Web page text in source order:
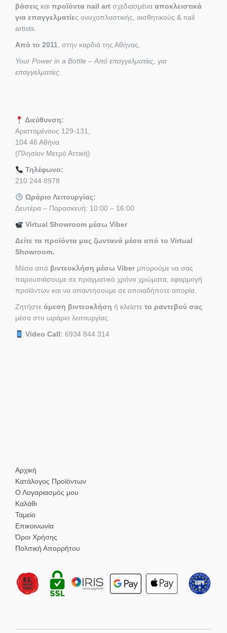
βάσεις και προϊόντα nail art σχεδιασμένα αποκλειστικά
για επαγγελματίες ονυχοπλαστικής, αισθητικούς & nail
artists.
Από το 2011, στην καρδιά της Αθήνας.
Your Power in a Bottle – Από επαγγελματίες, για
επαγγελματίες.
Διεύθυνση:
Αριστομένους 129-131,
104 46 Αθήνα
(Πλησίον Μετρό Αττική)
Τηλέφωνο:
210 244 8978
Ωράριο Λειτουργίας:
Δευτέρα – Παρασκευή: 10:00 – 16:00
Virtual Showroom μέσω Viber
Δείτε τα προϊόντα μας ζωντανά μέσα από το Virtual
Showroom.
Μέσα από βιντεοκλήση μέσω Viber μπορούμε να σας
παρουσιάσουμε σε πραγματικό χρόνο χρώματα, εφαρμογή
προϊόντων και να απαντήσουμε σε οποιαδήποτε απορία.
Ζητήστε άμεση βιντεοκλήση ή κλείστε το ραντεβού σας
μέσα στο ωράριο λειτουργίας.
Video Call: 6934 844 314
Αρχική
Κατάλογος Προϊόντων
Ο Λογαριασμός μου
Καλάθι
Ταμείο
Επικοινωνία
Όροι Χρήσης
Πολιτική Απορρήτου